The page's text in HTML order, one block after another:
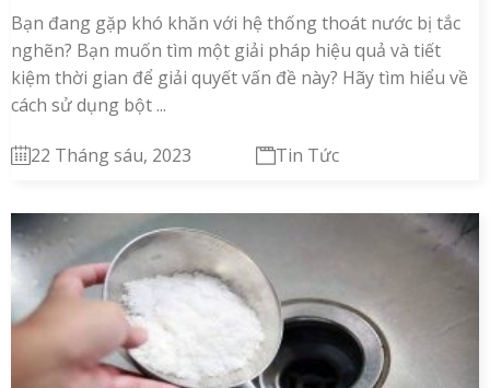
Bạn đang gặp khó khăn với hệ thống thoát nước bị tắc
nghẽn? Bạn muốn tìm một giải pháp hiệu quả và tiết
kiệm thời gian để giải quyết vấn đề này? Hãy tìm hiểu về
cách sử dụng bột ...
22 Tháng sáu, 2023 Tin Tức